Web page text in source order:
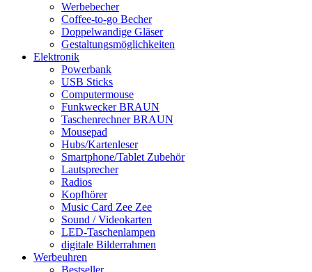
Werbebecher
Coffee-to-go Becher
Doppelwandige Gläser
Gestaltungsmöglichkeiten
Elektronik
Powerbank
USB Sticks
Computermouse
Funkwecker BRAUN
Taschenrechner BRAUN
Mousepad
Hubs/Kartenleser
Smartphone/Tablet Zubehör
Lautsprecher
Radios
Kopfhörer
Music Card Zee Zee
Sound / Videokarten
LED-Taschenlampen
digitale Bilderrahmen
Werbeuhren
Bestseller